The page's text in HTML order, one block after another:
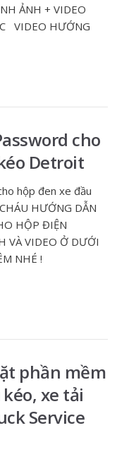
ẢNH + VIDEO
VIDEO HƯỚNG
cho
Detroit
hộp đen xe đầu
HƯỚNG DẪN
HỘP ĐIỆN
VÀ VIDEO Ở DƯỚI
Ý THÊM NHÉ !
phần mềm
xe tải
Service